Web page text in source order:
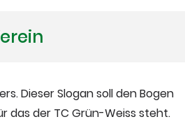
Dieser Slogan soll den Bogen
das der TC Grün-Weiss steht.